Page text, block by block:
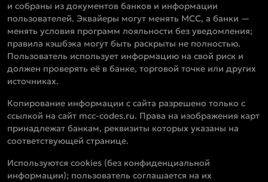
и собраны из документов банков и информации
пользователей. Эквайеры могут менять MCC, а банки —
менять условия программ лояльности без уведомления;
правила кэшбэка могут быть раскрыты не полностью.
Пользователь использует информацию на свой риск и
должен проверять её в банке, торговой точке или других
источниках.
Копирование информации с сайта разрешено только с
ссылкой на сайт mcc-codes.ru. Права на изображения карт
принадлежат банкам, реквизиты которых указаны на
соответствующей странице.
Используются cookies (без конфиденциальной
информации); пользователь соглашается на их